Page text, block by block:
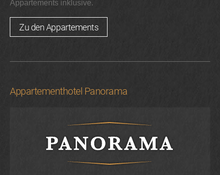
Appartements inklusive.
Zu den Appartements
Appartementhotel Panorama